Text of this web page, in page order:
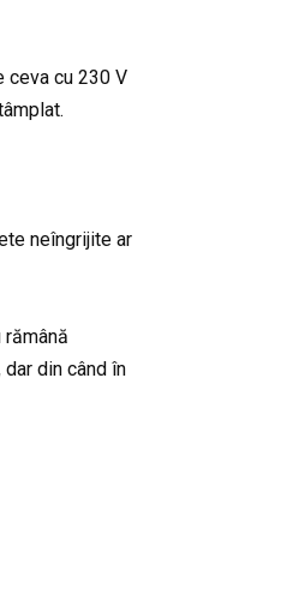
ceva cu 230 V
neîngrijite ar
din când în